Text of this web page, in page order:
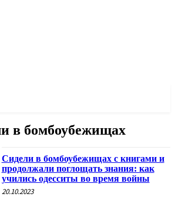
в бомбоубежищах
Сидели в бомбоубежищах с книгами и
продолжали поглощать знания: как
учились одесситы во время войны
20.10.2023